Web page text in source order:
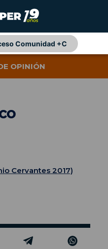
Comunidad +C
OPINIÓN
Cervantes 2017)